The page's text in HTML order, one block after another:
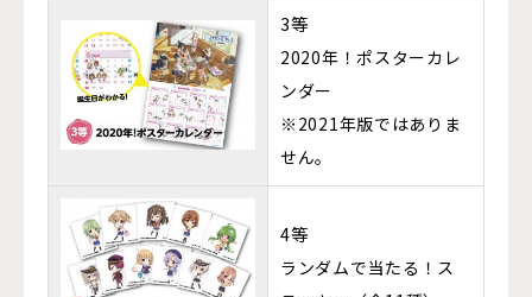
3等
2020年！ポスターカレ
ンダー
※2021年版ではありま
せん。
4等
ランダムで当たる！ス